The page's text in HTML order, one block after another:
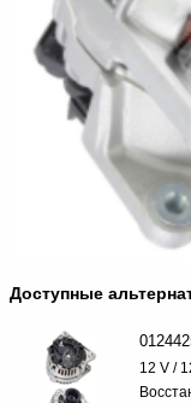
Доступные
12 V /